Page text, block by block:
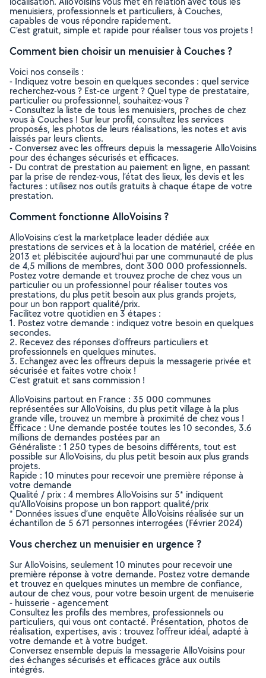
menuisiers, professionnels et particuliers, à Couches,
capables de vous répondre rapidement.
C’est gratuit, simple et rapide pour réaliser tous vos projets !
Comment bien choisir un menuisier à Couches ?
Voici nos conseils :
- Indiquez votre besoin en quelques secondes : quel service
recherchez-vous ? Est-ce urgent ? Quel type de prestataire,
particulier ou professionnel, souhaitez-vous ?
- Consultez la liste de tous les menuisiers, proches de chez
vous à Couches ! Sur leur profil, consultez les services
proposés, les photos de leurs réalisations, les notes et avis
laissés par leurs clients.
- Conversez avec les offreurs depuis la messagerie AlloVoisins
pour des échanges sécurisés et efficaces.
- Du contrat de prestation au paiement en ligne, en passant
par la prise de rendez-vous, l’état des lieux, les devis et les
factures : utilisez nos outils gratuits à chaque étape de votre
prestation.
Comment fonctionne AlloVoisins ?
AlloVoisins c’est la marketplace leader dédiée aux
prestations de services et à la location de matériel, créée en
2013 et plébiscitée aujourd’hui par une communauté de plus
de 4,5 millions de membres, dont 300 000 professionnels.
Postez votre demande et trouvez proche de chez vous un
particulier ou un professionnel pour réaliser toutes vos
prestations, du plus petit besoin aux plus grands projets,
pour un bon rapport qualité/prix.
Facilitez votre quotidien en 3 étapes :
1. Postez votre demande : indiquez votre besoin en quelques
secondes.
2. Recevez des réponses d’offreurs particuliers et
professionnels en quelques minutes.
3. Echangez avec les offreurs depuis la messagerie privée et
sécurisée et faites votre choix !
C’est gratuit et sans commission !
AlloVoisins partout en France : 35 000 communes
représentées sur AlloVoisins, du plus petit village à la plus
grande ville, trouvez un membre à proximité de chez vous !
Efficace : Une demande postée toutes les 10 secondes, 3.6
millions de demandes postées par an
Généraliste : 1 250 types de besoins différents, tout est
possible sur AlloVoisins, du plus petit besoin aux plus grands
projets.
Rapide : 10 minutes pour recevoir une première réponse à
votre demande
Qualité / prix : 4 membres AlloVoisins sur 5* indiquent
qu’AlloVoisins propose un bon rapport qualité/prix
* Données issues d’une enquête AlloVoisins réalisée sur un
échantillon de 5 671 personnes interrogées (Février 2024)
Vous cherchez un menuisier en urgence ?
Sur AlloVoisins, seulement 10 minutes pour recevoir une
première réponse à votre demande. Postez votre demande
et trouvez en quelques minutes un membre de confiance,
autour de chez vous, pour votre besoin urgent de menuiserie
- huisserie - agencement
Consultez les profils des membres, professionnels ou
particuliers, qui vous ont contacté. Présentation, photos de
réalisation, expertises, avis : trouvez l'offreur idéal, adapté à
votre demande et à votre budget.
Conversez ensemble depuis la messagerie AlloVoisins pour
des échanges sécurisés et efficaces grâce aux outils
intégrés.